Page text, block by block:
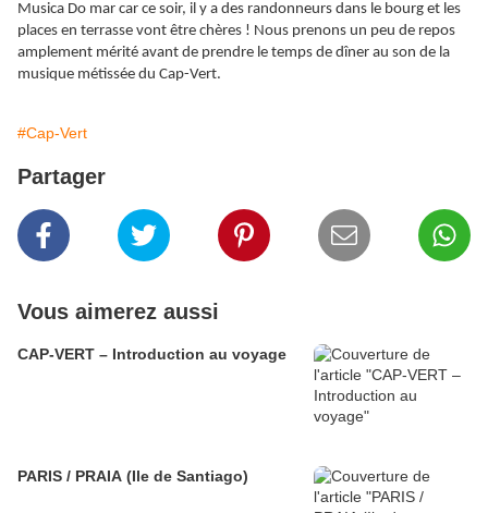
Musica Do mar car ce soir, il y a des randonneurs dans le bourg et les
places en terrasse vont être chères ! Nous prenons un peu de repos
amplement mérité avant de prendre le temps de dîner au son de la
musique métissée du Cap-Vert.
#Cap-Vert
Partager
Vous aimerez aussi
CAP-VERT – Introduction au voyage
PARIS / PRAIA (Ile de Santiago)